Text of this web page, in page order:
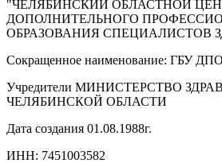
"ЧЕЛЯБИНСКИЙ ОБЛАСТНОЙ
ДОПОЛНИТЕЛЬНОГО
ОБРАЗОВАНИЯ СПЕЦИАЛИСТОВ
Сокращенное наименование: ГБУ
Учредители МИНИСТЕРСТВО
ЧЕЛЯБИНСКОЙ ОБЛАСТИ
Дата создания 01.08.1988г.
ИНН: 7451003582